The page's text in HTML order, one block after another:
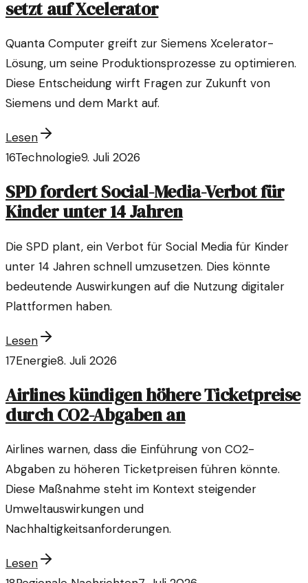
setzt auf Xcelerator
Quanta Computer greift zur Siemens Xcelerator-
Lösung, um seine Produktionsprozesse zu optimieren.
Diese Entscheidung wirft Fragen zur Zukunft von
Siemens und dem Markt auf.
Lesen
16Technologie9. Juli 2026
SPD fordert Social-Media-Verbot für
Kinder unter 14 Jahren
Die SPD plant, ein Verbot für Social Media für Kinder
unter 14 Jahren schnell umzusetzen. Dies könnte
bedeutende Auswirkungen auf die Nutzung digitaler
Plattformen haben.
Lesen
17Energie8. Juli 2026
Airlines kündigen höhere Ticketpreise
durch CO2-Abgaben an
Airlines warnen, dass die Einführung von CO2-
Abgaben zu höheren Ticketpreisen führen könnte.
Diese Maßnahme steht im Kontext steigender
Umweltauswirkungen und
Nachhaltigkeitsanforderungen.
Lesen